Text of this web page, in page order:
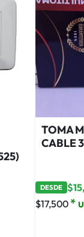
TOMA
CABLE
DESDE $
$17,500 *